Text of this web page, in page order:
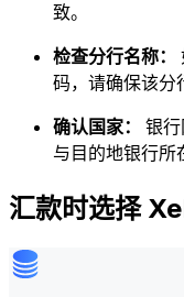
致。
检查分行名称：
码，请确保该分
确认国家： 银
与目的地银行所
汇款时选择